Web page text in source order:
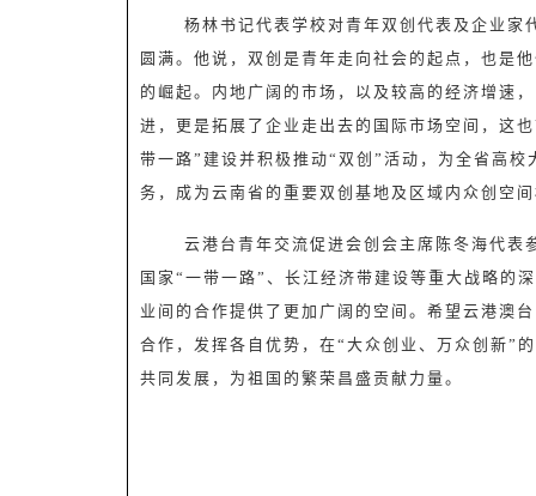
杨林书记代表学校对青年双创代表及企业家
圆满。他说， 双创是青年走向社会的起点，也是
的崛起。内地广阔的市场，以及较高的经济增速
进，更是拓展了企业走出去的国际市场空间，这
带一路”建设并积极推动“双创”活动，为全省高
务，成为云南省的重要双创基地及区域内众创空
云港台青年交流促进会创会主席陈冬海代表
国家“一带一路”、长江经济带建设等重大战略的
业间的合作提供了更加广阔的空间。希望云港澳
合作，发挥各自优势，在“大众创业、万众创新”
共同发展，为祖国的繁荣昌盛贡献力量。